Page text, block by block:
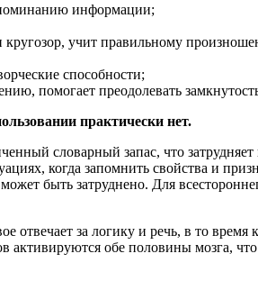
информации;
кругозор, учит правильному
способности;
помогает преодолевать
практически нет.
словарный запас, что
когда запомнить свойства и
быть затруднено. Для
отвечает за логику и речь, в то
обе половины мозга,